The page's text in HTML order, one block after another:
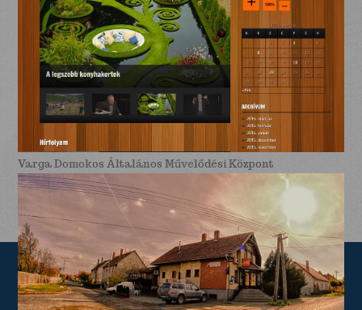
Varga Domokos Általános Művelődési Központ